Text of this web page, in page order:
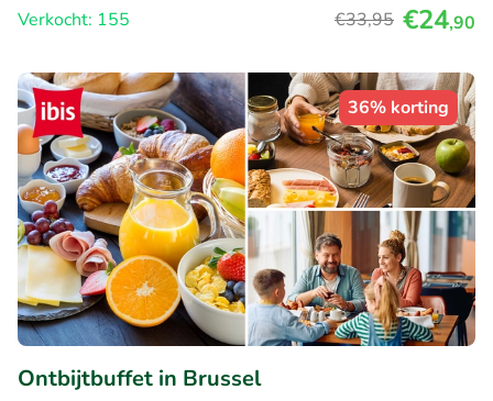
Verkocht: 155
€33,95 €24,90
36% korting
Ontbijtbuffet in Brussel